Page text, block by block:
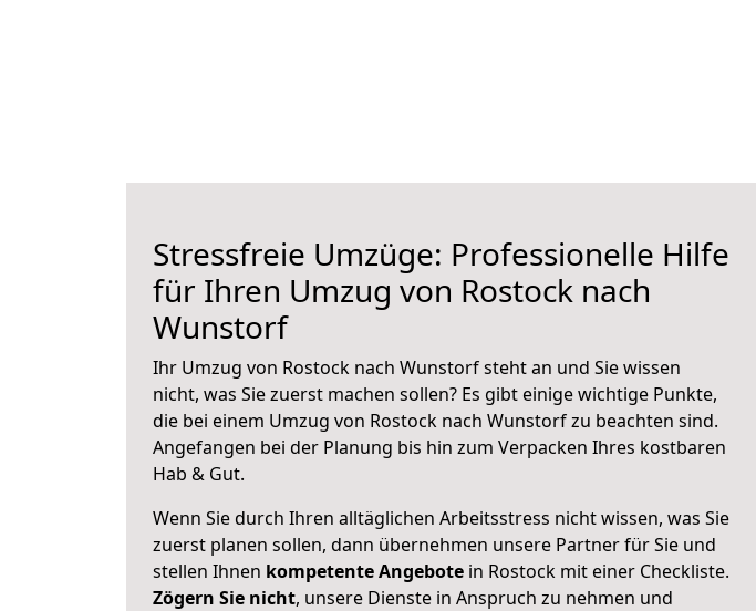
Stressfreie Umzüge: Professionelle Hilfe
für Ihren Umzug von Rostock nach
Wunstorf
Ihr Umzug von Rostock nach Wunstorf steht an und Sie wissen
nicht, was Sie zuerst machen sollen? Es gibt einige wichtige Punkte,
die bei einem Umzug von Rostock nach Wunstorf zu beachten sind.
Angefangen bei der Planung bis hin zum Verpacken Ihres kostbaren
Hab & Gut.
Wenn Sie durch Ihren alltäglichen Arbeitsstress nicht wissen, was Sie
zuerst planen sollen, dann übernehmen unsere Partner für Sie und
stellen Ihnen kompetente Angebote in Rostock mit einer Checkliste.
Zögern Sie nicht, unsere Dienste in Anspruch zu nehmen und